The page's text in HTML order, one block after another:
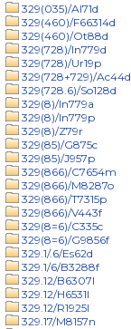
329(035)/Al71d
329(460)/F66314d
329(460)/Ot88d
329(728)/In779d
329(728)/Ur19p
329(728+729)/Ac44d
329(728.6)/So128d
329(8)/In779a
329(8)/In779p
329(8)/Z79r
329(85)/G875c
329(85)/J957p
329(866)/C7654m
329(866)/M8287o
329(866)/T7315p
329(866)/V443f
329(8=6)/C335c
329(8=6)/G9856f
329.1/.6/Es62d
329.1/6/B3288f
329.12/B6307l
329.12/H6531l
329.12/R1925l
329.17/M8157n